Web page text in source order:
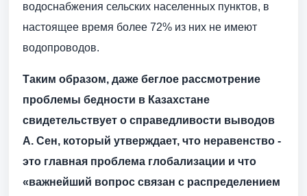
водоснабжения сельских населенных пунктов, в
настоящее время более 72% из них не имеют
водопроводов.
Таким образом, даже беглое рассмотрение
проблемы бедности в Казахстане
свидетельствует о справедливости выводов
А. Сен, который утверждает, что неравенство -
это главная проблема глобализации и что
«важнейший вопрос связан с распределением